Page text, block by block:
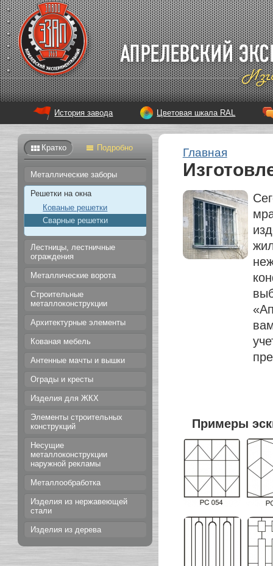
История завода Цветовая шкала RAL
Кратко Подробно
Металлические заборы
Решетки на окна
Кованые решетки
Сварные решетки
Лестницы, лестничные
ограждения
Металлические ворота
Строительные
металлоконструкции
Архитектурные элементы
Кованая мебель
Антенные мачты и вышки
Ограды и кресты
Изделия для ЖКХ
Элементы строительных
конструкций
Несущие
металлоконструкции
наружной рекламы
Металлообработка
Изделия из нержавеющей
стали
Изделия из дерева
Главная
Примеры